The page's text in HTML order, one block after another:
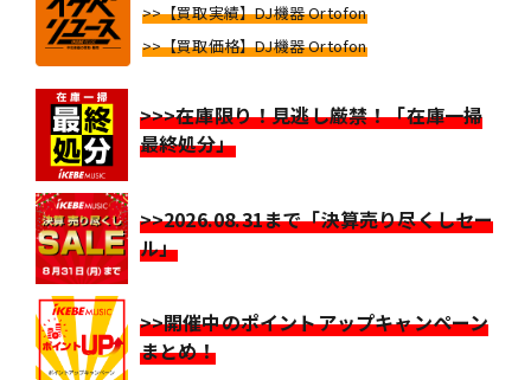
>>【買取実績】DJ機器 Ortofon
>>【買取価格】DJ機器 Ortofon
>>>在庫限り！見逃し厳禁！「在庫一掃
最終処分」
>>2026.08.31まで「決算売り尽くしセー
ル」
>>開催中のポイントアップキャンペーン
まとめ！